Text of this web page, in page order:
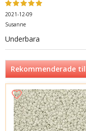
2021-12-09
Susanne
Underbara
Rekommenderade